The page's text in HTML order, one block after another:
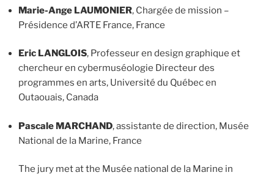
Marie-Ange LAUMONIER, Chargée de mission –
Présidence d’ARTE France, France
Eric LANGLOIS, Professeur en design graphique et
chercheur en cybermuséologie Directeur des
programmes en arts, Université du Québec en
Outaouais, Canada
Pascale MARCHAND, assistante de direction, Musée
National de la Marine, France
The jury met at the Musée national de la Marine in